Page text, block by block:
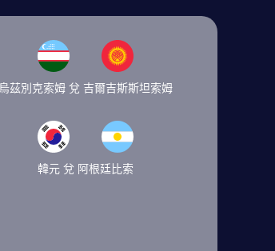
烏茲別克索姆 兌 吉爾吉斯斯坦索姆
韓元 兌 阿根廷比索